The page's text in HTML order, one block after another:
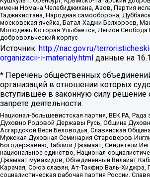
имени Номана Челебиджихана, Азов, Партия
Таджикистана, Народная самооборона,
московская ячейка, Батал-Хаджи Белхороев,
Молодёжь Которая Улыбается, Легион Свобода
добровольческий корпус
Источник: http://nac.gov.ru/
organizacii-i-materialy.html данные на
* Перечень общественных
организаций в отношении которых
вступившее в законную силу решение
запрете деятельности:
Национал-большевистская партия, ВЕК РА, Рада
Духовно Родовой Державы Русь, Община
Асгардской Веси Беловодья, Славянская
Мужская Духовная Семинария Староверов-
Богодержавию, Таблиги Джамаат, Свидетели
национальное единство, Национал-
Джамаат мувахидов, Объединенный Вилайат
Карачая, Союз славян, Ат-Такфир Валь-Хиджра,
социалистическая рабочая партия России,